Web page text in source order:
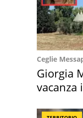
Ceglie
Giorgia
vacanza